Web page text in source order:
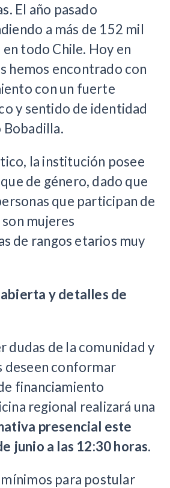
El año pasado
a más de 152 mil
en todo Chile. Hoy en
hemos encontrado con
con un fuerte
y sentido de identidad
Bobadilla.
la institución posee
de género, dado que
que participan de
mujeres
de rangos etarios muy
y detalles de
dudas de la comunidad y
deseen conformar
financiamiento
regional realizará una
presencial este
junio a las 12:30 horas.
para postular